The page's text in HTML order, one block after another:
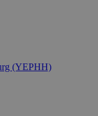
(YEPHH)